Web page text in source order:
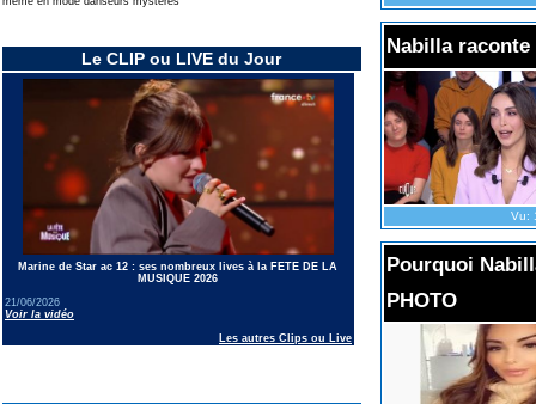
Le CLIP ou LIVE du Jour
Marine de Star ac 12 : ses nombreux lives à la FETE DE LA
MUSIQUE 2026
21/06/2026
Voir la vidéo
Les autres Clips ou Live
Nabilla raconte
Vu:
Pourquoi
PHOTO